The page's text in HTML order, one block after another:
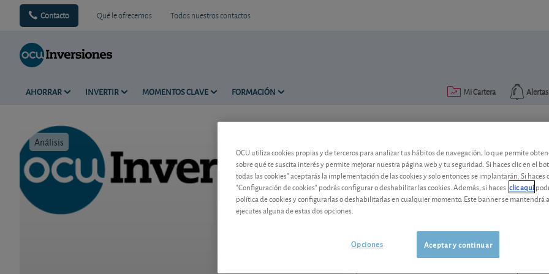
Contacto Qué le ofrecemos Todos nuestros contactos
AHORRAR INVERTIR MOMENTOS CLAVE FORMACIÓN Alertas
Mi Cartera
Análisis
Santander: un paso más
El Banco Santander vuelve a salir de
adquisición.
OCU utiliza cookies propias y de terceros para analizar tus hábitos de navegación, lo que permite
sobre qué te suscita interés y permite mejorar nuestra página web y tu seguridad. Si haces clic en el
todas las cookies" aceptarás la implementación de las cookies y solo entonces se implantarán. Si haces
"Configuración de cookies" podrás configurar o deshabilitar las cookies. Además, si haces clic aquí
política de cookies y configurarlas o deshabilitarlas en cualquier momento. Este banner se mantendrá
ejecutes alguna de estas dos opciones.
Aceptar y continuar
Opciones